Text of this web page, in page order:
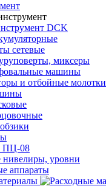
DCK
сетевые
миксеры
машины
и отбойные молотки
ПЦ-08
нивелиры, уровни
аппараты